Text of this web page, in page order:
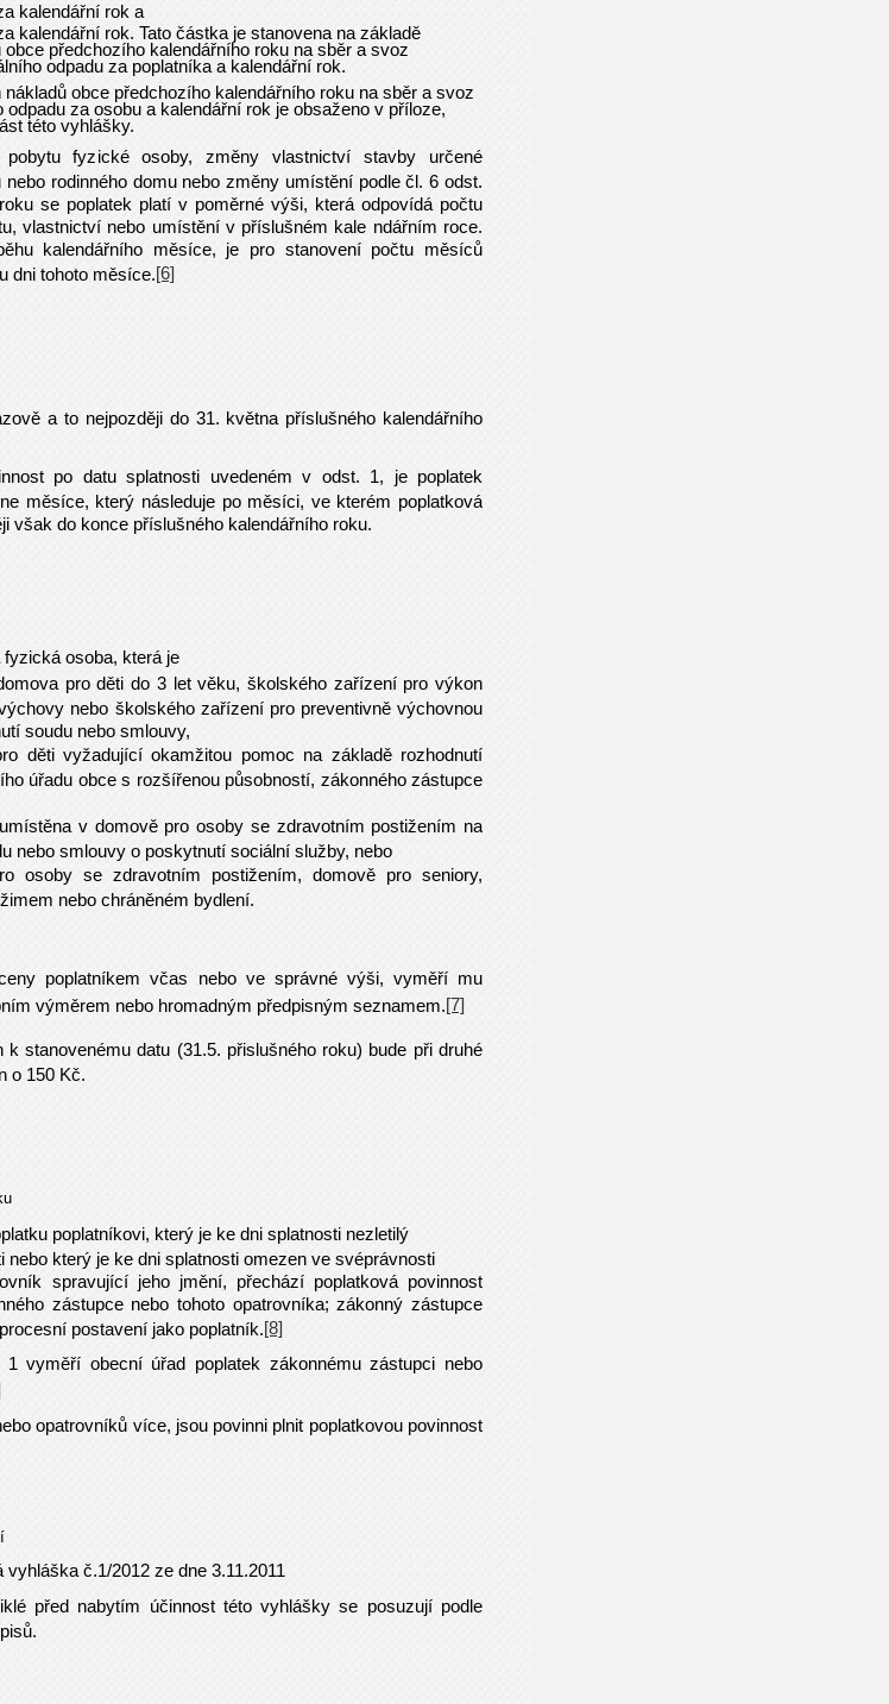
kalendářní rok a
kalendářní rok. Tato částka je stanovena na základě
předchozího kalendářního roku na sběr a svoz
odpadu za poplatníka a kalendářní rok.
obce předchozího kalendářního roku na sběr a svoz
odpadu za osobu a kalendářní rok je obsaženo v příloze,
této vyhlášky.
fyzické osoby, změny vlastnictví stavby určené
rodinného domu nebo změny umístění podle čl. 6 odst.
se poplatek platí v poměrné výši, která odpovídá počtu
vlastnictví nebo umístění v příslušném kale ndářním roce.
kalendářního měsíce, je pro stanovení počtu měsíců
dni tohoto měsíce. [6]
a to nejpozději do 31. května příslušného kalendářního
po datu splatnosti uvedeném v odst. 1, je poplatek
měsíce, který následuje po měsíci, ve kterém poplatková
však do konce příslušného kalendářního roku.
osoba, která je
pro děti do 3 let věku, školského zařízení pro výkon
nebo školského zařízení pro preventivně výchovnou
soudu nebo smlouvy,
děti vyžadující okamžitou pomoc na základě rozhodnutí
úřadu obce s rozšířenou působností, zákonného zástupce
v domově pro osoby se zdravotním postižením na
nebo smlouvy o poskytnutí sociální služby, nebo
osoby se zdravotním postižením, domově pro seniory,
nebo chráněném bydlení.
poplatníkem včas nebo ve správné výši, vyměří mu
výměrem nebo hromadným předpisným seznamem. [7]
k stanovenému datu (31.5. přislušného roku) bude při druhé
o 150 Kč.
poplatníkovi, který je ke dni splatnosti nezletilý
nebo který je ke dni splatnosti omezen ve svéprávnosti
spravující jeho jmění, přechází poplatková povinnost
zástupce nebo tohoto opatrovníka; zákonný zástupce
postavení jako poplatník. [8]
vyměří obecní úřad poplatek zákonnému zástupci nebo
opatrovníků více, jsou povinni plnit poplatkovou povinnost
č.1/2012 ze dne 3.11.2011
před nabytím účinnost této vyhlášky se posuzují podle